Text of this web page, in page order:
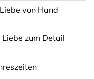
von Hand
zum Detail